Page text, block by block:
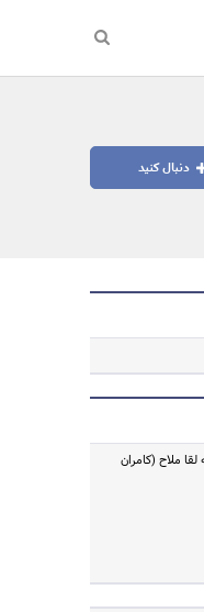
دنبال کنید
ملاح (کامران